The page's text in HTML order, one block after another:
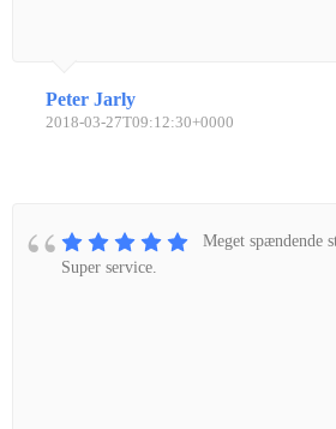
Peter Jarly
2018-03-27T09:12:30+0000
Meget spændende
Super service.